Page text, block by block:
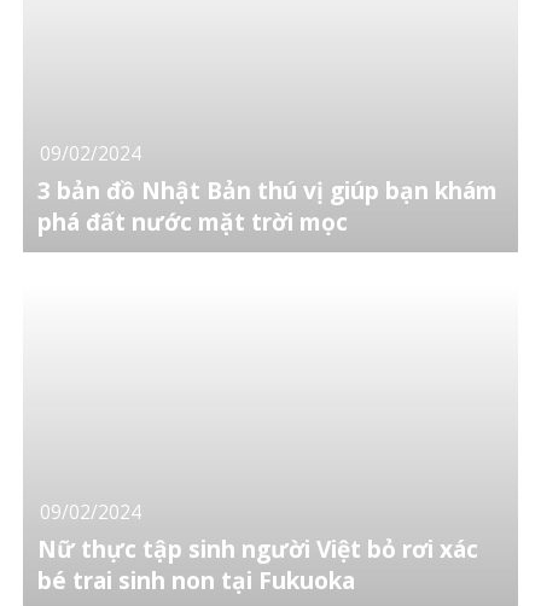
09/02/2024
3 bản đồ Nhật Bản thú vị giúp bạn khám
phá đất nước mặt trời mọc
09/02/2024
Nữ thực tập sinh người Việt bỏ rơi xác
bé trai sinh non tại Fukuoka